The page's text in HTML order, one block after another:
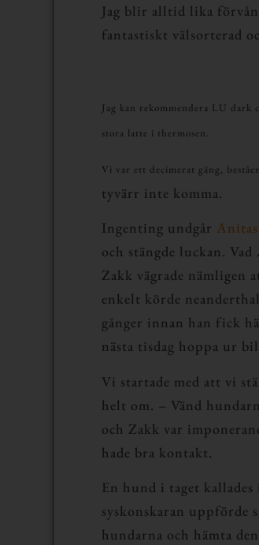
Jag blir alltid lika
fantastiskt välsorterad
Jag kan rekommendera LU dark
stora latte i thermosen.
Vi var ett decimerat gäng,
tyvärr inte komma.
Ingenting undgår Anitas
och stängde luckan.
Zakk vägrade nämligen
enkelt körde
gånger innan han fick
nästa tisdag hoppa ur
Vi startade med att vi
helt om. – Vänd
och Zakk var
hade bra kontakt.
En hund i taget
syskonskaran uppförde
hundarna och hämta